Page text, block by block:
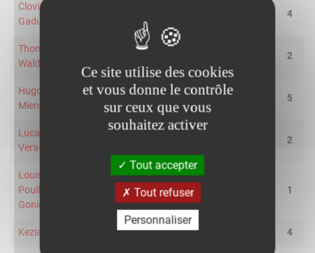
Clovis
Gaduel
4
Thomas
Waldron
2
Hugo
Mienandi
37 7/11 0/1 58.3 4/4 5
Lucas
Veraghe
2
Louis
Poullouaec-
Gonidec
0/1 0/1 - 1
Kezia Heulin 0/2 2/4 33.3 4
Ce site utilise des cookies
et vous donne le contrôle
sur ceux que vous
souhaitez activer
Tout accepter
Tout refuser
Personnaliser